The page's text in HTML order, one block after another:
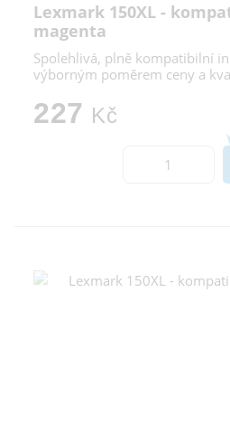
Lexmark 150XL -
magenta
Spolehlivá, plně kompatibilní
výborným poměrem ceny a
227 Kč